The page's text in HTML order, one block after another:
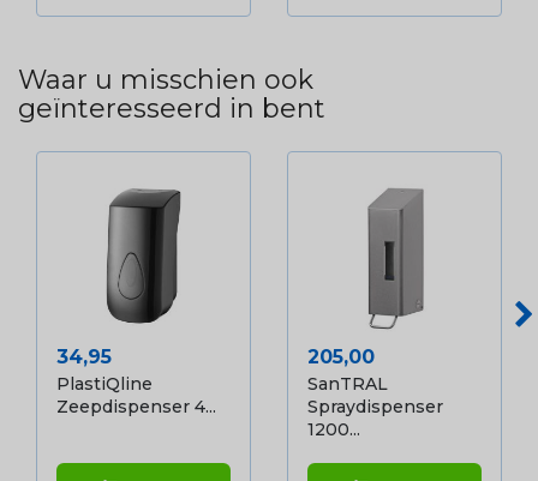
Waar u misschien ook
geïnteresseerd in bent
Prijs
34,95
PlastiQline
Zeepdispenser 4...
Prijs
205,00
SanTRAL
Spraydispenser
1200...